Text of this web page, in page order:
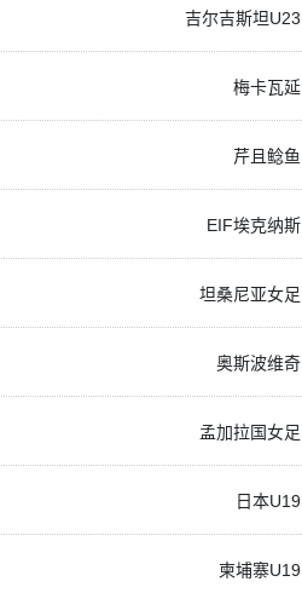
吉尔吉斯坦U23
梅卡瓦延
芹且鲶鱼
EIF埃克纳斯
坦桑尼亚女足
奥斯波维奇
孟加拉国女足
日本U19
柬埔寨U19